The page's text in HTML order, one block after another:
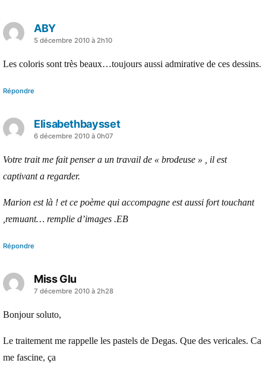
ABY
a
dit :
5 décembre 2010 à 2h10
Les coloris sont très beaux…toujours aussi admirative de ces dessins.
Répondre
Elisabethbaysset
a
dit :
6 décembre 2010 à 0h07
Votre trait me fait penser a un travail de « brodeuse » , il est
captivant a regarder.
Marion est là ! et ce poème qui accompagne est aussi fort touchant
,remuant… remplie d’images .EB
Répondre
Miss Glu
a
dit :
7 décembre 2010 à 2h28
Bonjour soluto,
Le traitement me rappelle les pastels de Degas. Que des vericales. Ca
me fascine, ça